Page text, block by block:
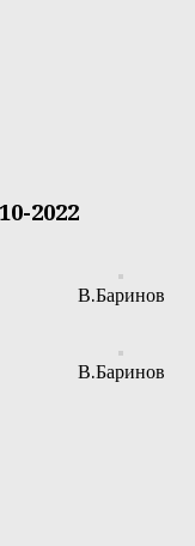
2022
В.Баринов
В.Баринов